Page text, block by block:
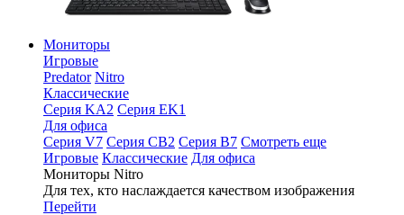
Мониторы
Игровые
Predator Nitro
Классические
Серия KA2 Серия EK1
Для офиса
Серия V7 Серия CB2 Серия B7 Смотреть еще
Игровые Классические Для офиса
Мониторы Nitro
Для тех, кто наслаждается качеством изображения
Перейти